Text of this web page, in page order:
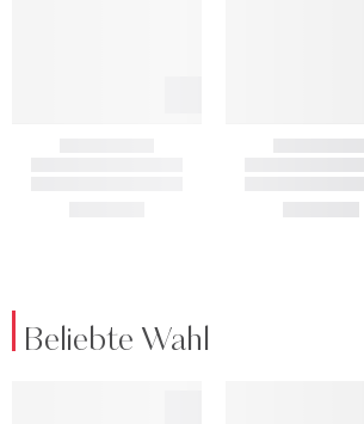
Beliebte Wahl